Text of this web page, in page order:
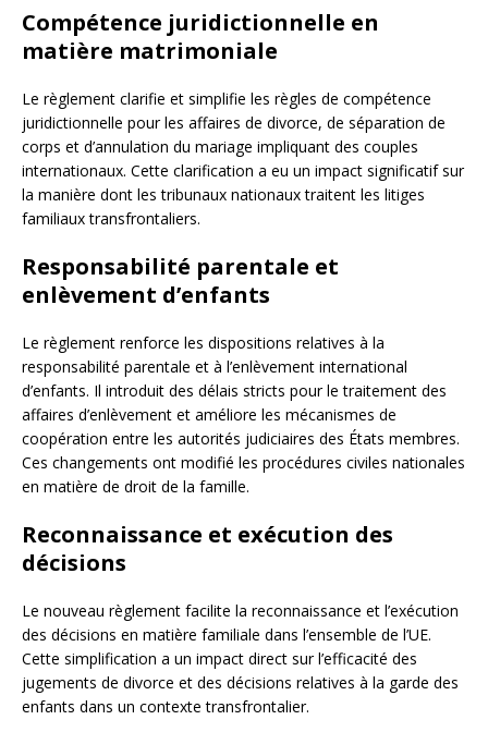
Compétence juridictionnelle en
matière matrimoniale
Le règlement clarifie et simplifie les règles de compétence
juridictionnelle pour les affaires de divorce, de séparation de
corps et d’annulation du mariage impliquant des couples
internationaux. Cette clarification a eu un impact significatif sur
la manière dont les tribunaux nationaux traitent les litiges
familiaux transfrontaliers.
Responsabilité parentale et
enlèvement d’enfants
Le règlement renforce les dispositions relatives à la
responsabilité parentale et à l’enlèvement international
d’enfants. Il introduit des délais stricts pour le traitement des
affaires d’enlèvement et améliore les mécanismes de
coopération entre les autorités judiciaires des États membres.
Ces changements ont modifié les procédures civiles nationales
en matière de droit de la famille.
Reconnaissance et exécution des
décisions
Le nouveau règlement facilite la reconnaissance et l’exécution
des décisions en matière familiale dans l’ensemble de l’UE.
Cette simplification a un impact direct sur l’efficacité des
jugements de divorce et des décisions relatives à la garde des
enfants dans un contexte transfrontalier.